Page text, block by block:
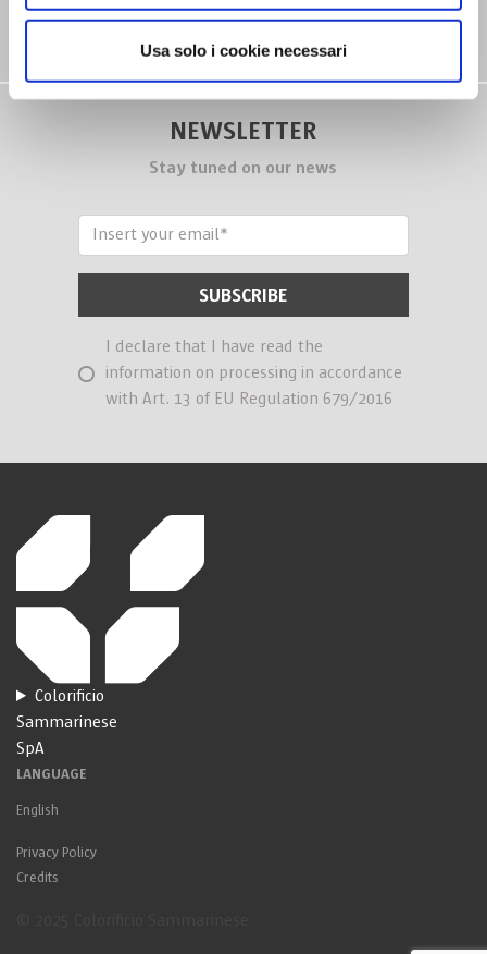
Usa solo i cookie necessari
NEWSLETTER
Stay tuned on our news
I declare that I have read the
information on processing in accordance
with Art. 13 of EU Regulation 679/2016
Colorificio
Sammarinese
SpA
LANGUAGE
English
Privacy Policy
Credits